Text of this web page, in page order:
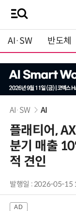
AI·SW 반도체
AI·SW AI
플래티어,
분기 매출
적 견인
발행일 : 2026-05-15